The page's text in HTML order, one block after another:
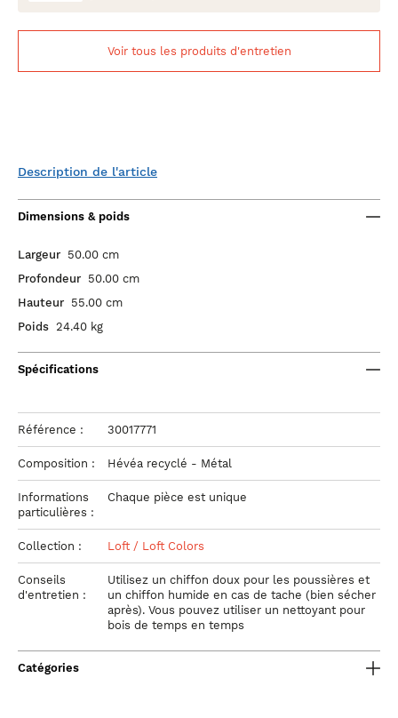
Voir tous les produits d'entretien
Description de l'article
Dimensions & poids
Largeur 50.00 cm
Profondeur 50.00 cm
Hauteur 55.00 cm
Poids 24.40 kg
Spécifications
Référence : 30017771
Composition : Hévéa recyclé - Métal
Informations
particulières :
Chaque pièce est unique
Collection : Loft / Loft Colors
Conseils
d'entretien :
Utilisez un chiffon doux pour les poussières et
un chiffon humide en cas de tache (bien sécher
après). Vous pouvez utiliser un nettoyant pour
bois de temps en temps
Catégories